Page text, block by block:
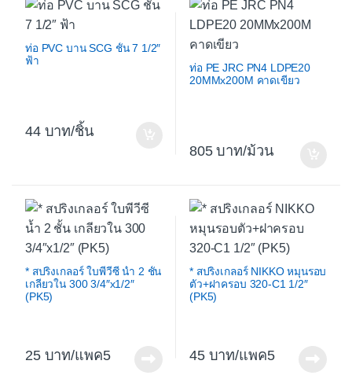
ท่อ PVC บาน SCG ชั้น 7 1/2″
ฟ้า
44 /ชิ้น
ท่อ PE JRC PN4 LDPE20
20MMx200M คาดเขียว
805 /ม้วน
* สปริงเกลอร์ ใบพีวีซี น้ำ 2 ชั้น
เกลียวใน 300 3/4″x1/2″
(PK5)
25 /แพค5
* สปริงเกลอร์ NIKKO หมุนรอบ
ตัว+ฝาครอบ 320-C1 1/2″
(PK5)
45 /แพค5